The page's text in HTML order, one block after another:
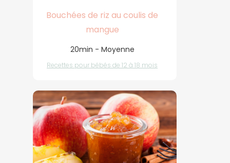
Bouchées de riz au coulis de
mangue
20min - Moyenne
Recettes pour bébés de 12 à 18 mois